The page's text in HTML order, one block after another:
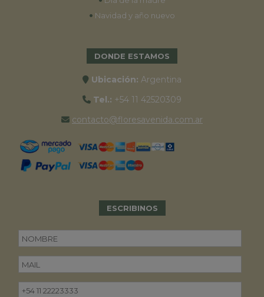
• Navidad y año nuevo
DONDE ESTAMOS
Ubicación: Argentina
Tel.: +54 11 42520309
contacto@floresavenida.com.ar
ESCRIBINOS